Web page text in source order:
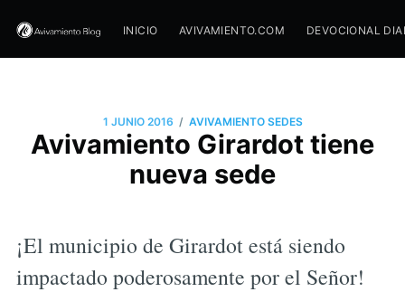
INICIO AVIVAMIENTO.COM DEVOCIONAL
1 JUNIO 2016 / AVIVAMIENTO SEDES
Avivamiento Girardot tiene
nueva sede
¡El municipio de Girardot está siendo
impactado poderosamente por el Señor!